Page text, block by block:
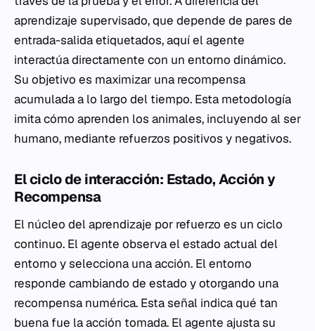
aprendizaje supervisado, que depende de pares de
entrada-salida etiquetados, aquí el agente
interactúa directamente con un entorno dinámico.
Su objetivo es maximizar una recompensa
acumulada a lo largo del tiempo. Esta metodología
imita cómo aprenden los animales, incluyendo al ser
humano, mediante refuerzos positivos y negativos.
El ciclo de interacción: Estado, Acción y
Recompensa
El núcleo del aprendizaje por refuerzo es un ciclo
continuo. El agente observa el estado actual del
entorno y selecciona una acción. El entorno
responde cambiando de estado y otorgando una
recompensa numérica. Esta señal indica qué tan
buena fue la acción tomada. El agente ajusta su